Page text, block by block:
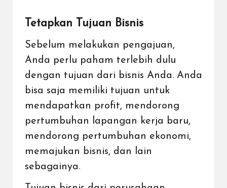
Tetapkan Tujuan Bisnis
Sebelum melakukan pengajuan,
Anda perlu paham terlebih dulu
dengan tujuan dari bisnis Anda. Anda
bisa saja memiliki tujuan untuk
mendapatkan profit, mendorong
pertumbuhan lapangan kerja baru,
mendorong pertumbuhan ekonomi,
memajukan bisnis, dan lain
sebagainya.